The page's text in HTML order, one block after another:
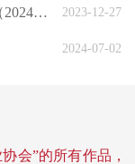
2023-12-27
重点新材料首批次应用示范指导目录（2024年版）发布
2024-07-02
会”的所有作品，